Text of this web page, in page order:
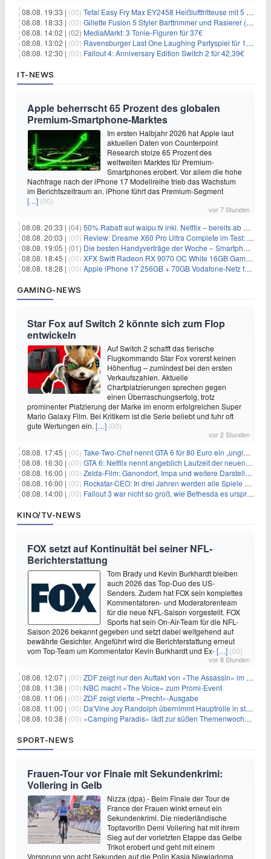
08.08. 19:33 | (00) Tefal Easy Fry Max EY2458 Heißluftfritteuse mit 5 Litern für 64,99€
08.08. 18:33 | (00) Gillette Fusion 5 Styler Barttrimmer und Rasierer (All in One) für 16€
08.08. 14:02 | (02) MediaMarkt: 3 Tonie-Figuren für 37€
08.08. 13:02 | (00) Ravensburger Last One Laughing Partyspiel für 14,04€
08.08. 12:30 | (00) Fallout 4: Anniversary Edition Switch 2 für 42,39€
IT-NEWS
Apple beherrscht 65 Prozent des globalen
Premium-Smartphone-Marktes
Im ersten Halbjahr 2026 hat Apple laut
aktuellen Daten von Counterpoint
Research stolze 65 Prozent des
weltweiten Marktes für Premium-
Smartphones erobert. Vor allem die hohe
Nachfrage nach der iPhone 17 Modellreihe trieb das Wachstum
im Berichtszeitraum an. iPhone führt das Premium-Segment
[…] (00)
vor 7 Stunden
08.08. 20:33 | (04) 50% Rabatt auf waipu.tv inkl. Netflix – bereits ab 9€/Monat (statt 17,99€)
08.08. 20:03 | (00) Review: Dreame X60 Pro Ultra Complete im Test: 42.000 Pa, 100 °C Moppwäsche & erstaunlich viel Technik in nur 8,9 cm Höhe
08.08. 19:05 | (01) Die besten Handyverträge der Woche – Smartphone-Tarife & SIM-Only im Überblick
08.08. 18:45 | (00) XFX Swift Radeon RX 9070 OC White 16GB Gaming-Grafikkarte für 579€
08.08. 18:28 | (00) Apple iPhone 17 256GB + 70GB Vodafone-Netz für 34,99€/Monat (effektiv 6,41€/Monat)
GAMING-NEWS
Star Fox auf Switch 2 könnte sich zum Flop
entwickeln
Auf Switch 2 schafft das tierische
Flugkommando Star Fox vorerst keinen
Höhenflug – zumindest bei den ersten
Verkaufszahlen. Aktuelle
Chartplatzierungen sprechen gegen
einen Überraschungserfolg, trotz
prominenter Platzierung der Marke im enorm erfolgreichen Super
Mario Galaxy Film. Bei Kritikern ist die Serie beliebt und fuhr oft
gute Wertungen ein. […] (00)
vor 2 Stunden
08.08. 17:45 | (00) Take-Two-Chef nennt GTA 6 für 80 Euro ein „unglaubliches Schnäppchen“
08.08. 16:30 | (00) GTA 6: Netflix nennt angeblich Laufzeit der neuen Gameplay-Präsentation
08.08. 16:00 | (00) Zelda-Film: Ganondorf, Impa und weitere Darsteller sollen feststehen
08.08. 16:00 | (00) Rockstar-CEO: In drei Jahren werden alle Spiele gestreamt
08.08. 14:00 | (00) Fallout 3 war nicht so groß, wie Bethesda es ursprünglich wollte
KINO/TV-NEWS
FOX setzt auf Kontinuität bei seiner NFL-
Berichterstattung
Tom Brady und Kevin Burkhardt bleiben
auch 2026 das Top-Duo des US-
Senders. Zudem hat FOX sein komplettes
Kommentatoren- und Moderatorenteam
für die neue NFL-Saison vorgestellt. FOX
Sports hat sein On-Air-Team für die NFL-
Saison 2026 bekannt gegeben und setzt dabei weitgehend auf
bewährte Gesichter. Angeführt wird die Berichterstattung erneut
vom Top-Team um Kommentator Kevin Burkhardt und Ex-[…] (00)
vor 8 Stunden
08.08. 12:07 | (00) ZDF zeigt nur den Auftakt von «The Assassin» im Fernsehen
08.08. 11:38 | (00) NBC macht «The Voice» zum Promi-Event
08.08. 11:06 | (00) ZDF zeigt vierte «Precht»-Ausgabe
08.08. 11:00 | (00) Da'Vine Joy Randolph übernimmt Hauptrolle in starbesetzter schwarzer Komödie
08.08. 10:38 | (00) «Camping Paradis» lädt zur süßen Themenwoche ein
SPORT-NEWS
Frauen-Tour vor Finale mit Sekundenkrimi:
Vollering in Gelb
Nizza (dpa) - Beim Finale der Tour de
France der Frauen winkt erneut ein
Sekundenkrimi. Die niederländische
Topfavoritin Demi Vollering hat mit ihrem
Sieg auf der vorletzten Etappe das Gelbe
Trikot erobert und geht mit einem
Vorsprung von acht Sekunden auf die Polin Kasia Niewiadoma